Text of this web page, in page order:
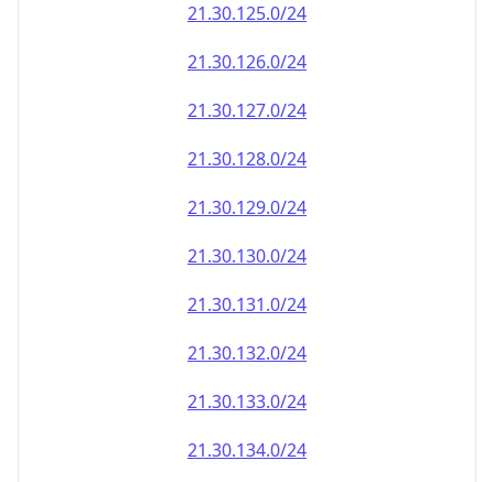
21.30.125.0/24
21.30.126.0/24
21.30.127.0/24
21.30.128.0/24
21.30.129.0/24
21.30.130.0/24
21.30.131.0/24
21.30.132.0/24
21.30.133.0/24
21.30.134.0/24